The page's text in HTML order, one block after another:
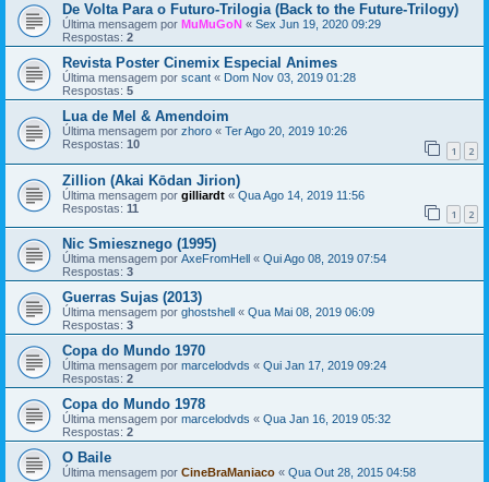
De Volta Para o Futuro-Trilogia (Back to the Future-Trilogy)
Última mensagem por MuMuGoN « Sex Jun 19, 2020 09:29
Respostas: 2
Revista Poster Cinemix Especial Animes
Última mensagem por scant « Dom Nov 03, 2019 01:28
Respostas: 5
Lua de Mel & Amendoim
Última mensagem por zhoro « Ter Ago 20, 2019 10:26
Respostas: 10 1 2
Zillion (Akai Kōdan Jirion)
Última mensagem por gilliardt « Qua Ago 14, 2019 11:56
Respostas: 11 1 2
Nic Smiesznego (1995)
Última mensagem por AxeFromHell « Qui Ago 08, 2019 07:54
Respostas: 3
Guerras Sujas (2013)
Última mensagem por ghostshell « Qua Mai 08, 2019 06:09
Respostas: 3
Copa do Mundo 1970
Última mensagem por marcelodvds « Qui Jan 17, 2019 09:24
Respostas: 2
Copa do Mundo 1978
Última mensagem por marcelodvds « Qua Jan 16, 2019 05:32
Respostas: 2
O Baile
Última mensagem por CineBraManiaco « Qua Out 28, 2015 04:58